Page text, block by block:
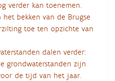
verder kan toenemen.
het bekken van de Brugse
toe ten opzichte van
dalen verder:
grondwaterstanden zijn
de tijd van het jaar.